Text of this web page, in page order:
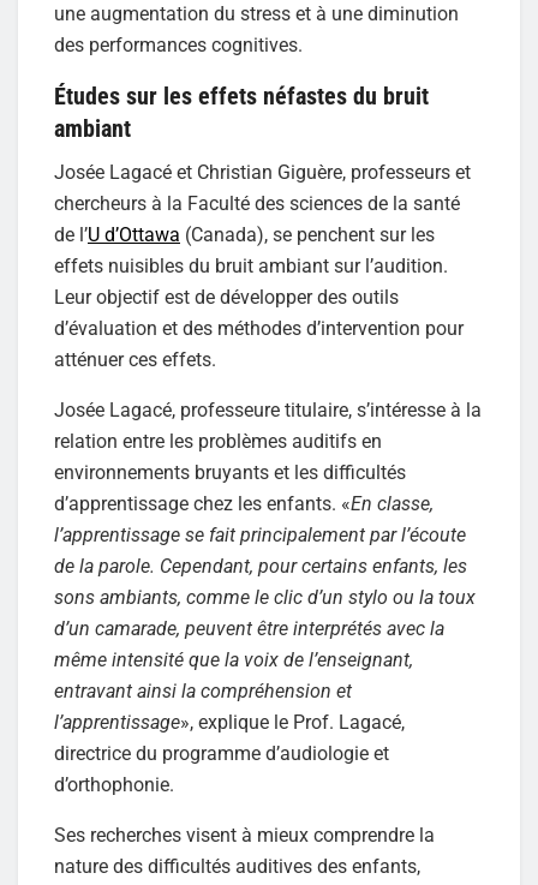
une augmentation du stress et à une diminution
des performances cognitives.
Études sur les effets néfastes du bruit
ambiant
Josée Lagacé et Christian Giguère, professeurs et
chercheurs à la Faculté des sciences de la santé
de l’U d’Ottawa (Canada), se penchent sur les
effets nuisibles du bruit ambiant sur l’audition.
Leur objectif est de développer des outils
d’évaluation et des méthodes d’intervention pour
atténuer ces effets.
Josée Lagacé, professeure titulaire, s’intéresse à la
relation entre les problèmes auditifs en
environnements bruyants et les difficultés
d’apprentissage chez les enfants. «En classe,
l’apprentissage se fait principalement par l’écoute
de la parole. Cependant, pour certains enfants, les
sons ambiants, comme le clic d’un stylo ou la toux
d’un camarade, peuvent être interprétés avec la
même intensité que la voix de l’enseignant,
entravant ainsi la compréhension et
l’apprentissage», explique le Prof. Lagacé,
directrice du programme d’audiologie et
d’orthophonie.
Ses recherches visent à mieux comprendre la
nature des difficultés auditives des enfants,